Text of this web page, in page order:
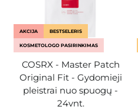
AKCIJA BESTSELERIS
KOSMETOLOGO PASIRINKIMAS
COSRX - Master Patch
Original Fit - Gydomieji
pleistrai nuo spuogų -
24vnt.